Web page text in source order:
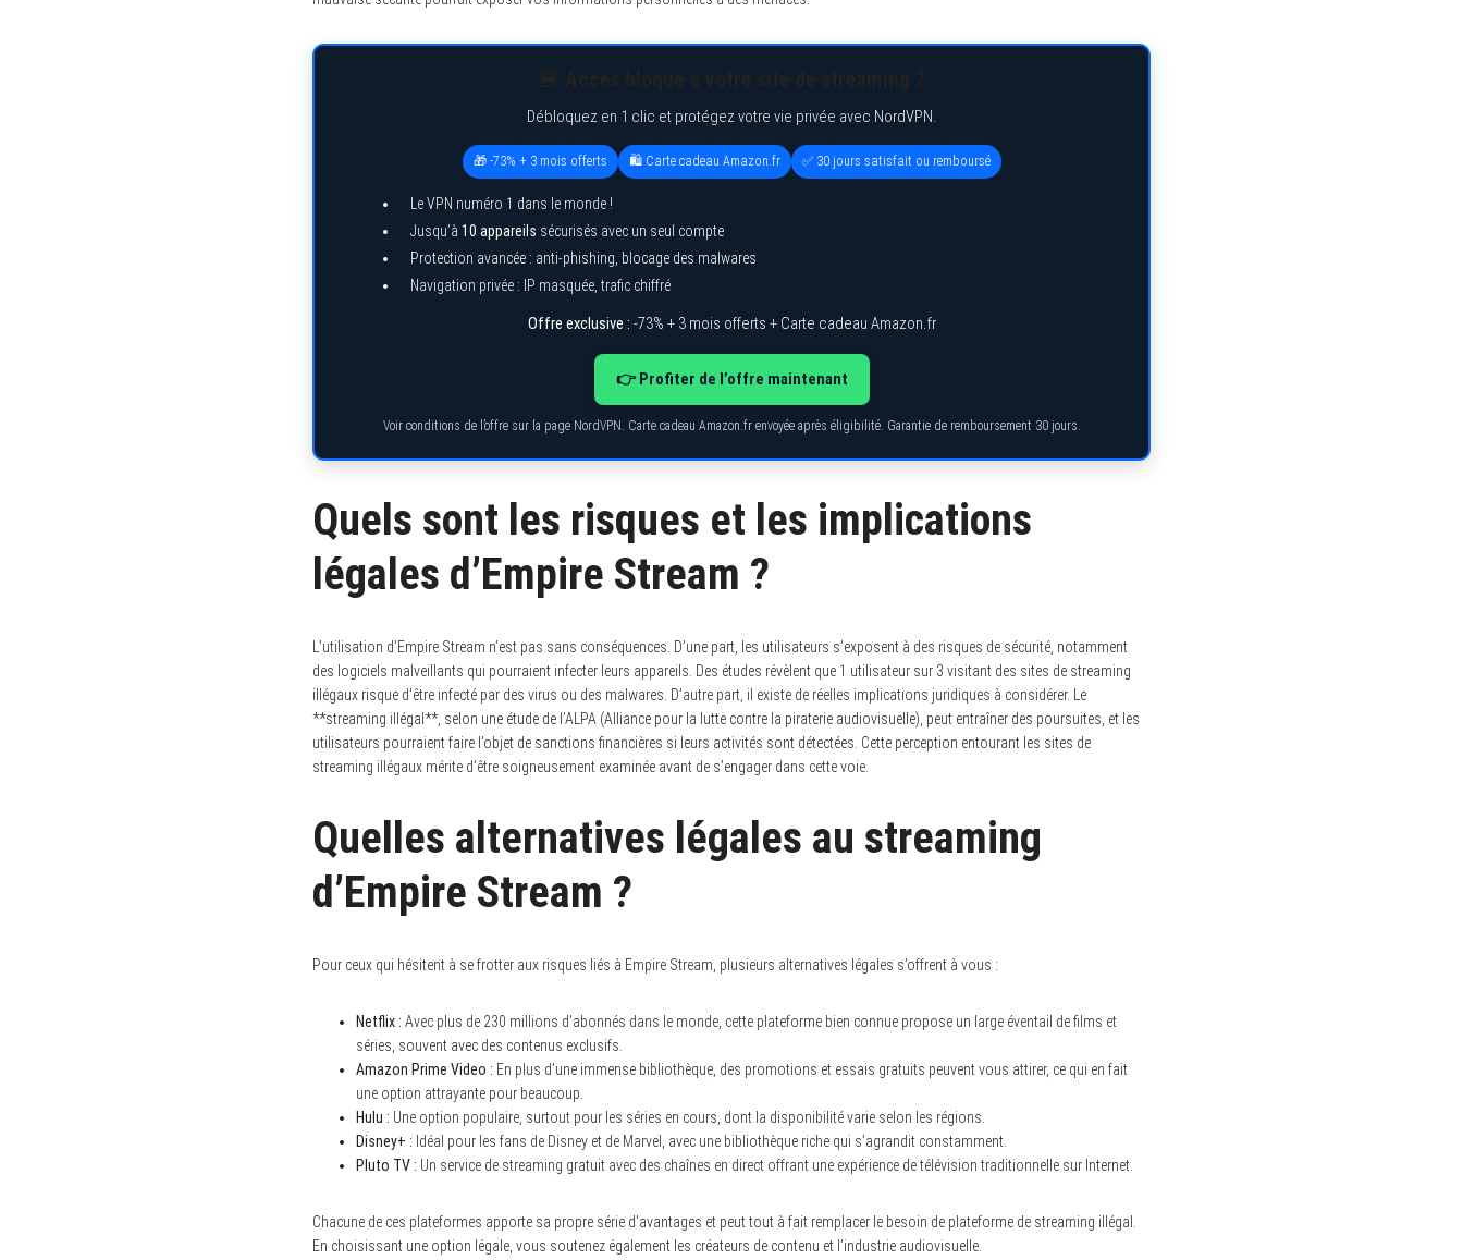
Débloquez en 1 clic et protégez votre vie privée avec NordVPN.
🎁 -73% + 3 mois offerts 🛍️ Carte cadeau Amazon.fr ✅ 30 jours satisfait ou remboursé
Le VPN numéro 1 dans le monde !
Jusqu’à 10 appareils sécurisés avec un seul compte
Protection avancée : anti-phishing, blocage des malwares
Navigation privée : IP masquée, trafic chiffré
Offre exclusive : -73% + 3 mois offerts + Carte cadeau Amazon.fr
👉 Profiter de l’offre maintenant
Voir conditions de l’offre sur la page NordVPN. Carte cadeau Amazon.fr envoyée après éligibilité. Garantie de remboursement 30 jours.
Quels sont les risques et les implications
légales d’Empire Stream ?
L’utilisation d’Empire Stream n’est pas sans conséquences. D’une part, les utilisateurs s’exposent à des risques de sécurité, notamment
des logiciels malveillants qui pourraient infecter leurs appareils. Des études révèlent que 1 utilisateur sur 3 visitant des sites de streaming
illégaux risque d’être infecté par des virus ou des malwares. D’autre part, il existe de réelles implications juridiques à considérer. Le
**streaming illégal**, selon une étude de l’ALPA (Alliance pour la lutte contre la piraterie audiovisuelle), peut entraîner des poursuites, et les
utilisateurs pourraient faire l’objet de sanctions financières si leurs activités sont détectées. Cette perception entourant les sites de
streaming illégaux mérite d’être soigneusement examinée avant de s’engager dans cette voie.
Quelles alternatives légales au streaming
d’Empire Stream ?
Pour ceux qui hésitent à se frotter aux risques liés à Empire Stream, plusieurs alternatives légales s’offrent à vous :
Netflix : Avec plus de 230 millions d’abonnés dans le monde, cette plateforme bien connue propose un large éventail de films et
séries, souvent avec des contenus exclusifs.
Amazon Prime Video : En plus d’une immense bibliothèque, des promotions et essais gratuits peuvent vous attirer, ce qui en fait
une option attrayante pour beaucoup.
Hulu : Une option populaire, surtout pour les séries en cours, dont la disponibilité varie selon les régions.
Disney+ : Idéal pour les fans de Disney et de Marvel, avec une bibliothèque riche qui s’agrandit constamment.
Pluto TV : Un service de streaming gratuit avec des chaînes en direct offrant une expérience de télévision traditionnelle sur Internet.
Chacune de ces plateformes apporte sa propre série d’avantages et peut tout à fait remplacer le besoin de plateforme de streaming illégal.
En choisissant une option légale, vous soutenez également les créateurs de contenu et l’industrie audiovisuelle.